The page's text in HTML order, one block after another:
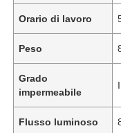
Orario di lavoro
Peso
Grado
impermeabile
Flusso luminoso